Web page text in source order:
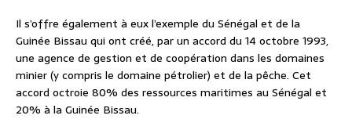
Il s’offre également à eux l’exemple du Sénégal et de la
Guinée Bissau qui ont créé, par un accord du 14 octobre 1993,
une agence de gestion et de coopération dans les domaines
minier (y compris le domaine pétrolier) et de la pêche. Cet
accord octroie 80% des ressources maritimes au Sénégal et
20% à la Guinée Bissau.